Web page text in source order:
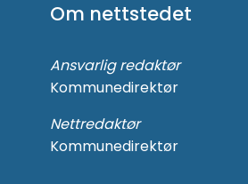
Facebook
Om nettstedet
Ansvarlig redaktør
Kommunedirektør
Nettredaktør
Kommunedirektør